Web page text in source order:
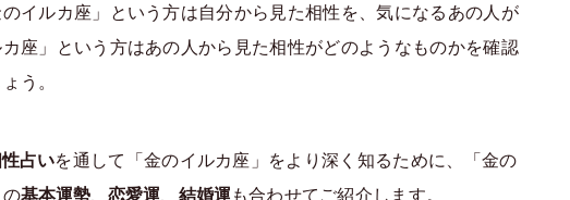
イルカ座」という方は自分から見た相性を、気になるあの人が
カ座」という方はあの人から見た相性がどのようなものかを確認
う。
占いを通して「金のイルカ座」をより深く知るために、「金の
基本運勢、恋愛運、 結婚運も合わせてご紹介します。